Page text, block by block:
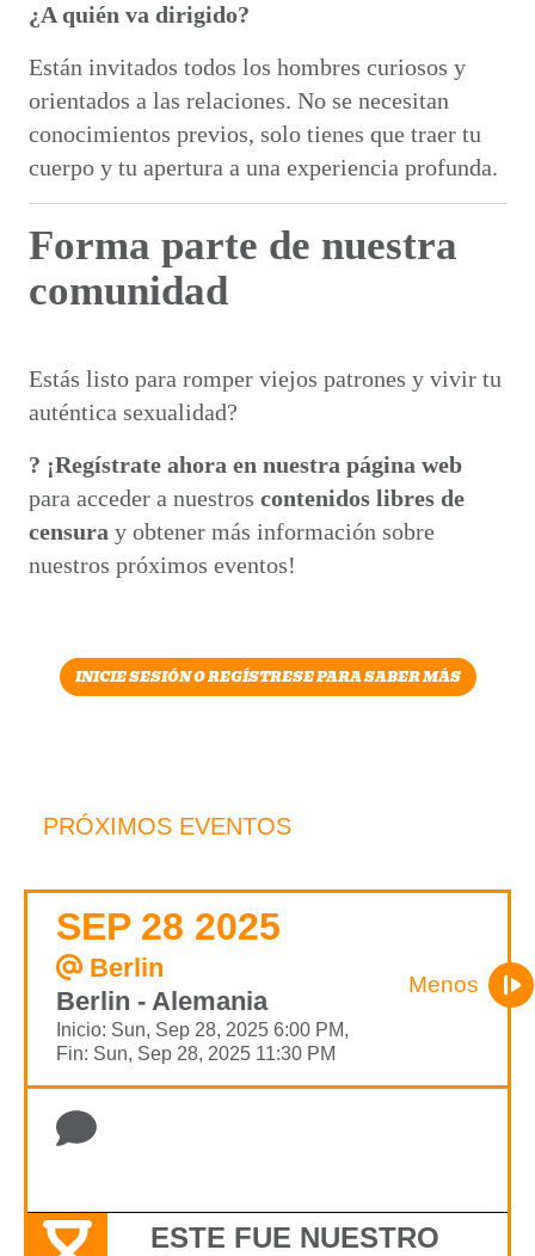
¿A quién va dirigido?
Están invitados todos los hombres curiosos y
orientados a las relaciones. No se necesitan
conocimientos previos, solo tienes que traer tu
cuerpo y tu apertura a una experiencia profunda.
Forma parte de nuestra
comunidad
Estás listo para romper viejos patrones y vivir tu
auténtica sexualidad?
? ¡Regístrate ahora en nuestra página web
para acceder a nuestros contenidos libres de
censura y obtener más información sobre
nuestros próximos eventos!
INICIE SESIÓN O REGÍSTRESE PARA SABER MÁS
PRÓXIMOS EVENTOS
SEP 28 2025
Berlin
Berlin - Alemania
Inicio: Sun, Sep 28, 2025 6:00 PM,
Fin: Sun, Sep 28, 2025 11:30 PM
Menos
ESTE FUE NUESTRO